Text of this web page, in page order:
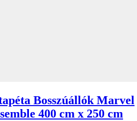
Bosszúállók Marvel
400 cm x 250 cm